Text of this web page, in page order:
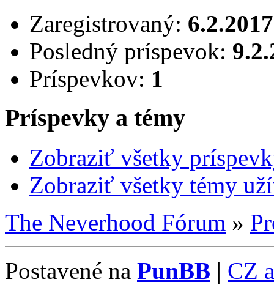
Zaregistrovaný: 6.2.2017
Posledný príspevok:
Príspevkov: 1
Príspevky a témy
Zobraziť všetky
Zobraziť všetky témy
The Neverhood Fórum »
Postavené na PunBB | CZ